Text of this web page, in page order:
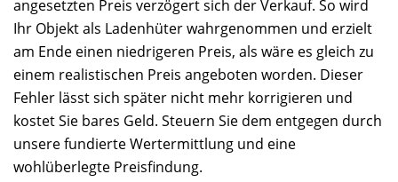
angesetzten Preis verzögert sich der Verkauf. So wird
Ihr Objekt als Ladenhüter wahrgenommen und erzielt
am Ende einen niedrigeren Preis, als wäre es gleich zu
einem realistischen Preis angeboten worden. Dieser
Fehler lässt sich später nicht mehr korrigieren und
kostet Sie bares Geld. Steuern Sie dem entgegen durch
unsere fundierte Wertermittlung und eine
wohlüberlegte Preisfindung.